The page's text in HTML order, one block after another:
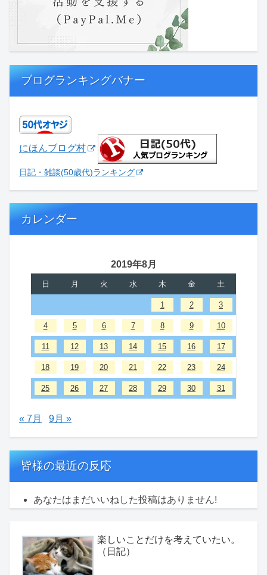
ブログランキングバナー
にほんブログ村
日記・雑談(50歳代)ランキング
カレンダー
2019年8月
日 月 火 水 木 金 土
1 2 3
4 5 6 7 8 9 10
11 12 13 14 15 16 17
18 19 20 21 22 23 24
25 26 27 28 29 30 31
« 7月 9月 »
皆様の最近の反応
あなたはまだいいねした投稿はありません!
楽しいことだけを考えていたい。
（日記）